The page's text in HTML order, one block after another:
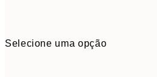
Selecione uma opção